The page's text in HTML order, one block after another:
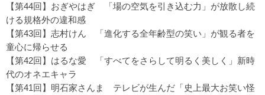
【第44回】おぎやはぎ
「場の空気を引き込む力」が放散し続
ける規格外の違和感
【第43回】志村けん
「進化する全年齢型の笑い」が観る者を
童心に帰らせる
【第42回】はるな愛
「すべてをさらして明るく美しく」新時
代のオネエキャラ
【第41回】明石家さんま テレビが生んだ「史上最大お笑い怪